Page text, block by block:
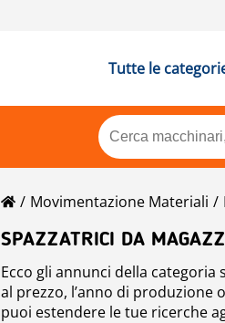
Tutte le
Movimentazione Materiali
SPAZZATRICI DA
Ecco gli annunci della
al prezzo, l’anno di
puoi estendere le tue ricerche